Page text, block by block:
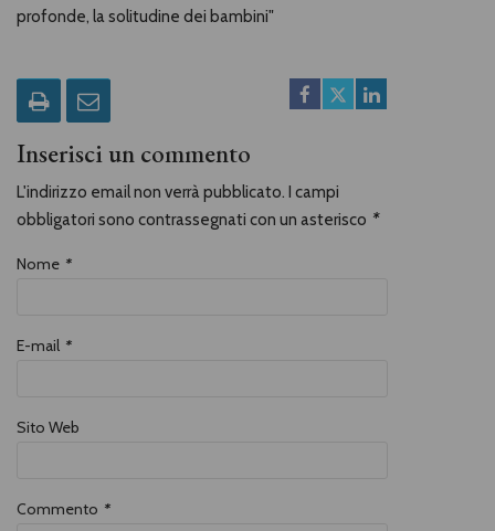
profonde, la solitudine dei bambini"
Inserisci un commento
L'indirizzo email non verrà pubblicato. I campi
obbligatori sono contrassegnati con un asterisco *
Nome *
E-mail *
Sito Web
Commento *